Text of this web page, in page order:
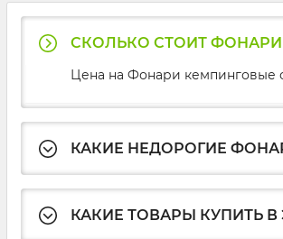
СКОЛЬКО СТОИТ
Цена на Фонари кемпинговые
КАКИЕ НЕДОРОГИЕ
КАКИЕ ТОВАРЫ КУПИТЬ